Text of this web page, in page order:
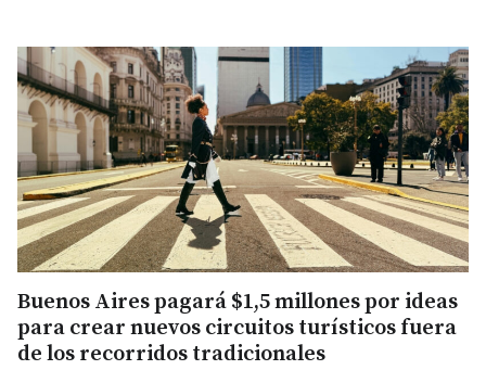
Buenos Aires pagará $1,5 millones por ideas
para crear nuevos circuitos turísticos fuera
de los recorridos tradicionales